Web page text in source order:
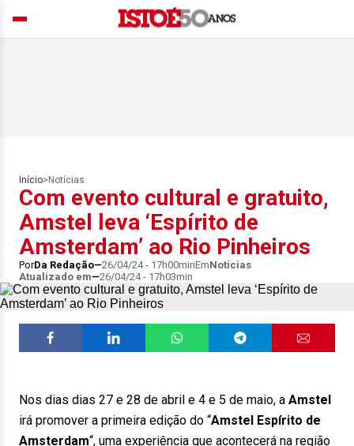
Início> Notícias
Com evento cultural e gratuito,
Amstel leva ‘Espírito de
Amsterdam’ ao Rio Pinheiros
PorDa Redação 26/04/24 - 17h00minEmNotícias
Atualizado em
26/04/24 - 17h03min
Nos dias dias 27 e 28 de abril e 4 e 5 de maio, a Amstel
irá promover a primeira edição do “Amstel Espírito de
Amsterdam“, uma experiência que acontecerá na região